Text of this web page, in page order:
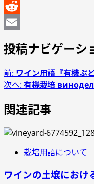
Facebook
Reddit
投稿ナビゲーシ
前: ワイン用語『有機ぶ
次へ: 有機栽培
関連記事
栽培用語について
ワインの土壌におけ